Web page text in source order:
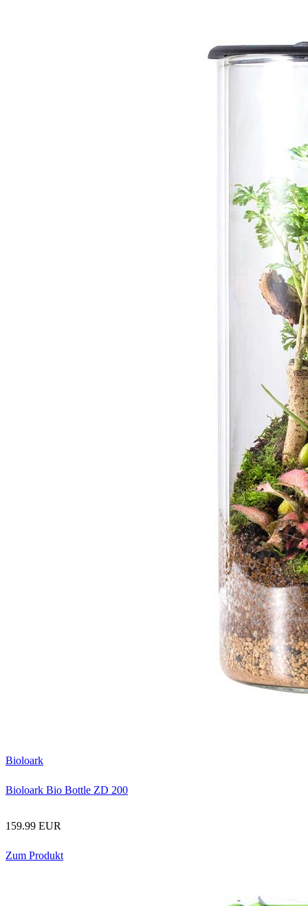
Bioloark
Bioloark Bio Bottle ZD 200
159.99 EUR
Zum Produkt